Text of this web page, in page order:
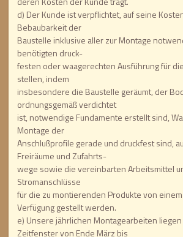
d) Der Kunde ist verpflichtet, auf seine
Bebaubarkeit der
Baustelle inklusive aller zur Montage
benötigten druck-
festen oder waagerechten Ausführung für
stellen, indem
insbesondere die Baustelle geräumt, der
ordnungsgemäß verdichtet
ist, notwendige Fundamente erstellt sind,
Montage der
Anschlußprofile gerade und druckfest sind,
Freiräume und Zufahrts-
wege sowie die vereinbarten Arbeitsmittel
Stromanschlüsse
für die zu montierenden Produkte von
Verfügung gestellt werden.
e) Unsere jährlichen Montagearbeiten
Zeitfenster von Ende März bis